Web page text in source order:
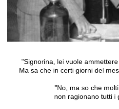
"Signorina, lei vuole
Ma sa che in certi giorni del
"No, ma so che
non ragionano tutti i